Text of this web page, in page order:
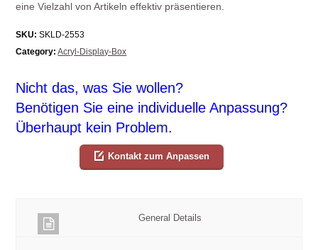
eine Vielzahl von Artikeln effektiv präsentieren.
SKU: SKLD-2553
Category: Acryl-Display-Box
Nicht das, was Sie wollen?
Benötigen Sie eine individuelle Anpassung?
Überhaupt kein Problem.
Kontakt zum Anpassen
General Details